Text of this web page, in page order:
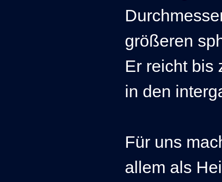
größeren
Er reicht bis
in den
Für uns
allem als